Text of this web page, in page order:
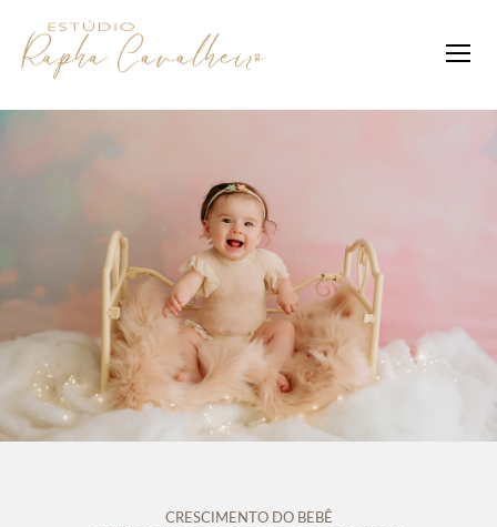
CRESCIMENTO DO BEBÊ